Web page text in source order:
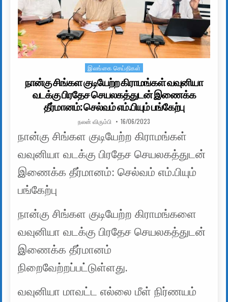
Posted in
இலங்கை செய்திகள்
நான்கு சிங்கள குடியேற்ற கிராமங்கள் வவுனியா
வடக்கு பிரதேச செயலகத்துடன் இணைக்க
தீர்மானம்: செல்வம் எம்.பியும் பங்கேற்பு
AUTHOR:
நலன் விரும்பி PUBLISHED DATE:
16/06/2023
நான்கு சிங்கள குடியேற்ற கிராமங்கள்
வவுனியா வடக்கு பிரதேச செயலகத்துடன்
இணைக்க தீர்மானம்: செல்வம் எம்.பியும்
பங்கேற்பு
நான்கு சிங்கள குடியேற்ற கிராமங்களை
வவுனியா வடக்கு பிரதேச செயலகத்துடன்
இணைக்க தீர்மானம்
நிறைவேற்றப்பட்டுள்ளது.
வவுனியா மாவட்ட எல்லை மீள் நிர்ணயம்